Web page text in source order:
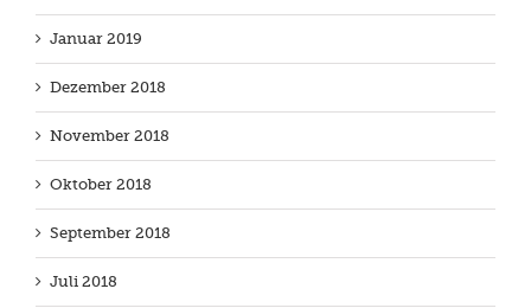
Januar 2019
Dezember 2018
November 2018
Oktober 2018
September 2018
Juli 2018